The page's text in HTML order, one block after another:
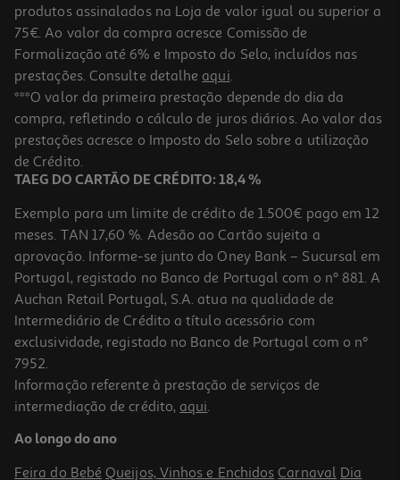
produtos assinalados na Loja de valor igual ou superior a
75€. Ao valor da compra acresce Comissão de
Formalização até 6% e Imposto do Selo, incluídos nas
prestações. Consulte detalhe aqui.
***O valor da primeira prestação depende do dia da
compra, refletindo o cálculo de juros diários. Ao valor das
prestações acresce o Imposto do Selo sobre a utilização
de Crédito.
TAEG DO CARTÃO DE CRÉDITO: 18,4 %
Exemplo para um limite de crédito de 1.500€ pago em 12
meses. TAN 17,60 %. Adesão ao Cartão sujeita a
aprovação. Informe-se junto do Oney Bank – Sucursal em
Portugal, registado no Banco de Portugal com o nº 881. A
Auchan Retail Portugal, S.A. atua na qualidade de
Intermediário de Crédito a título acessório com
exclusividade, registado no Banco de Portugal com o nº
7952.
Informação referente à prestação de serviços de
intermediação de crédito, aqui.
Ao longo do ano
Feira do Bebé Queijos, Vinhos e Enchidos Carnaval Dia